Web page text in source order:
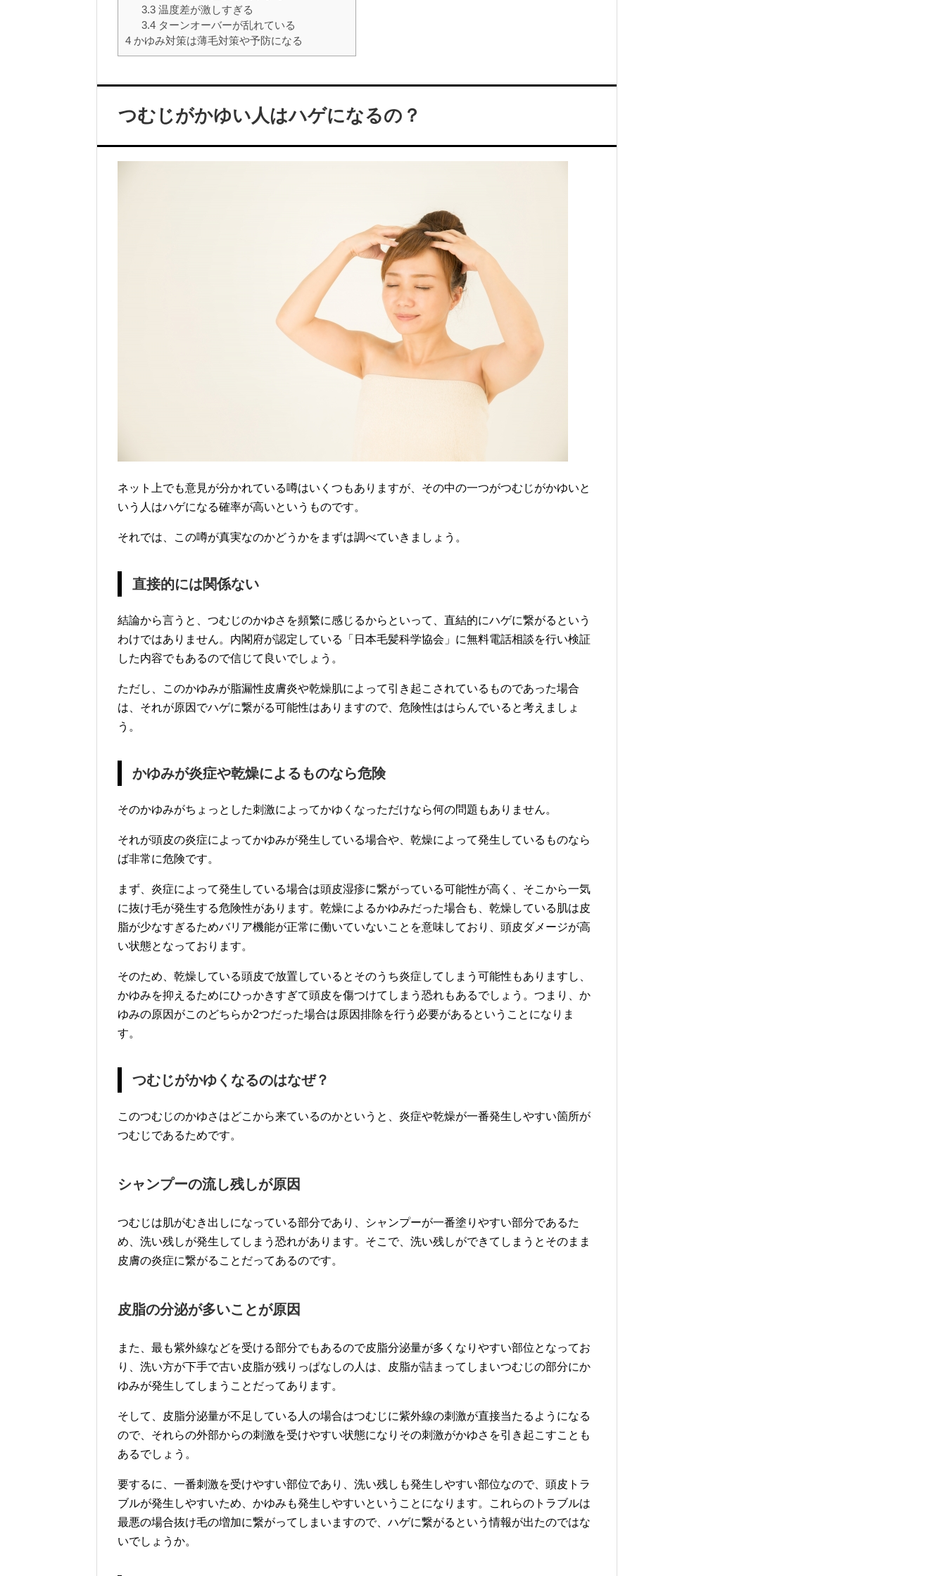
3.3温度差が激しすぎる
3.4ターンオーバーが乱れている
4 かゆみ対策は薄毛対策や予防になる
つむじがかゆい人はハゲになるの？
ネット上でも意見が分かれている噂はいくつもありますが、その中の一つがつむじがかゆいと
いう人はハゲになる確率が高いというものです。
それでは、この噂が真実なのかどうかをまずは調べていきましょう。
直接的には関係ない
結論から言うと、つむじのかゆさを頻繁に感じるからといって、直結的にハゲに繋がるという
わけではありません。内閣府が認定している「日本毛髪科学協会」に無料電話相談を行い検証
した内容でもあるので信じて良いでしょう。
ただし、このかゆみが脂漏性皮膚炎や乾燥肌によって引き起こされているものであった場合
は、それが原因でハゲに繋がる可能性はありますので、危険性ははらんでいると考えましょ
う。
かゆみが炎症や乾燥によるものなら危険
そのかゆみがちょっとした刺激によってかゆくなっただけなら何の問題もありません。
それが頭皮の炎症によってかゆみが発生している場合や、乾燥によって発生しているものなら
ば非常に危険です。
まず、炎症によって発生している場合は頭皮湿疹に繋がっている可能性が高く、そこから一気
に抜け毛が発生する危険性があります。乾燥によるかゆみだった場合も、乾燥している肌は皮
脂が少なすぎるためバリア機能が正常に働いていないことを意味しており、頭皮ダメージが高
い状態となっております。
そのため、乾燥している頭皮で放置しているとそのうち炎症してしまう可能性もありますし、
かゆみを抑えるためにひっかきすぎて頭皮を傷つけてしまう恐れもあるでしょう。つまり、か
ゆみの原因がこのどちらか2つだった場合は原因排除を行う必要があるということになりま
す。
つむじがかゆくなるのはなぜ？
このつむじのかゆさはどこから来ているのかというと、炎症や乾燥が一番発生しやすい箇所が
つむじであるためです。
シャンプーの流し残しが原因
つむじは肌がむき出しになっている部分であり、シャンプーが一番塗りやすい部分であるた
め、洗い残しが発生してしまう恐れがあります。そこで、洗い残しができてしまうとそのまま
皮膚の炎症に繋がることだってあるのです。
皮脂の分泌が多いことが原因
また、最も紫外線などを受ける部分でもあるので皮脂分泌量が多くなりやすい部位となってお
り、洗い方が下手で古い皮脂が残りっぱなしの人は、皮脂が詰まってしまいつむじの部分にか
ゆみが発生してしまうことだってあります。
そして、皮脂分泌量が不足している人の場合はつむじに紫外線の刺激が直接当たるようになる
ので、それらの外部からの刺激を受けやすい状態になりその刺激がかゆさを引き起こすことも
あるでしょう。
要するに、一番刺激を受けやすい部位であり、洗い残しも発生しやすい部位なので、頭皮トラ
ブルが発生しやすいため、かゆみも発生しやすいということになります。これらのトラブルは
最悪の場合抜け毛の増加に繋がってしまいますので、ハゲに繋がるという情報が出たのではな
いでしょうか。